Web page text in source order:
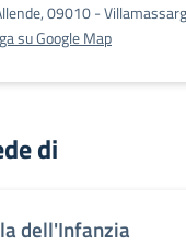
09010 -
su Google Map
di
dell'Infanzia